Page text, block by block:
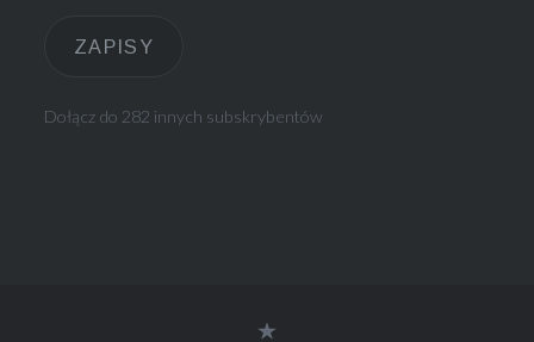
ZAPISY
Dołącz do 282 innych subskrybentów